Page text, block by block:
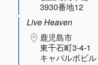
3930番地12
Live Heaven
鹿児島市
東千石町3-4-1
キャパルボビル